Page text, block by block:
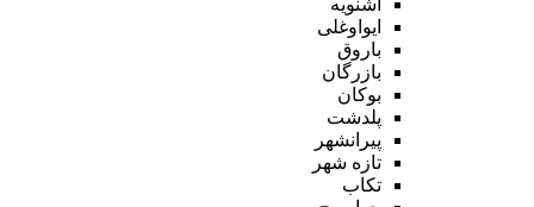
ایواوغلی
باروق
بازرگان
بوکان
پلدشت
پیرانشهر
تازه شهر
تکاب